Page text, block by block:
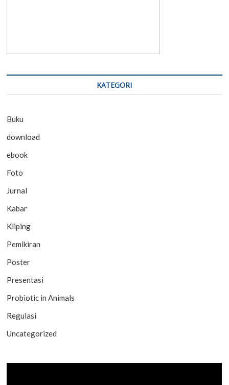
KATEGORI
Buku
download
ebook
Foto
Jurnal
Kabar
Kliping
Pemikiran
Poster
Presentasi
Probiotic in Animals
Regulasi
Uncategorized